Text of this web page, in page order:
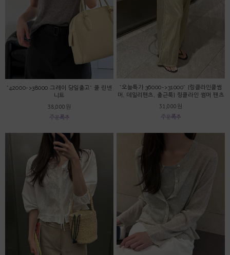
*42000->38000 그레이 당일출고* 쿨 린넨
니트
38,000원
*오늘특가 36000->31000* [링클라인쿨썸
머, 데일리팬츠, 출근룩] 링클라인 썸머 팬츠
31,000원